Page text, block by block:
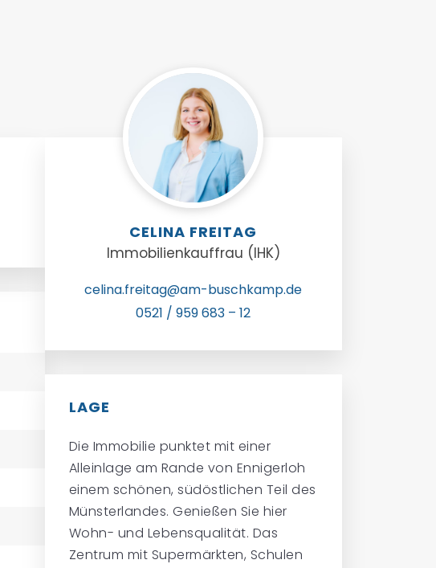
CELINA FREITAG
Immobilienkauffrau (IHK)
celina.freitag@am-buschkamp.de
0521 / 959 683 – 12
LAGE
Die Immobilie punktet mit einer
Alleinlage am Rande von Ennigerloh
einem schönen, südöstlichen Teil des
Münsterlandes. Genießen Sie hier
Wohn- und Lebensqualität. Das
Zentrum mit Supermärkten, Schulen